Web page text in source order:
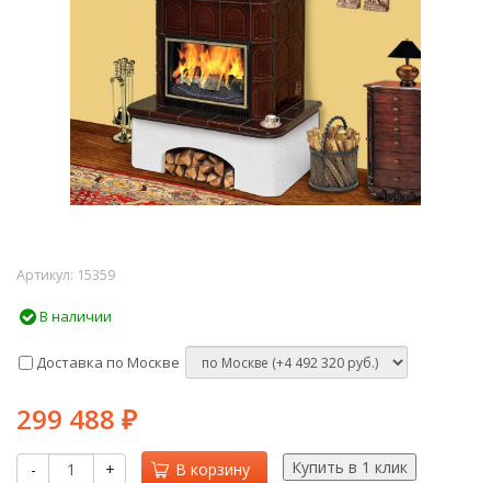
Артикул: 15359
В наличии
Доставка по Москве
299 488 ₽
- + В корзину